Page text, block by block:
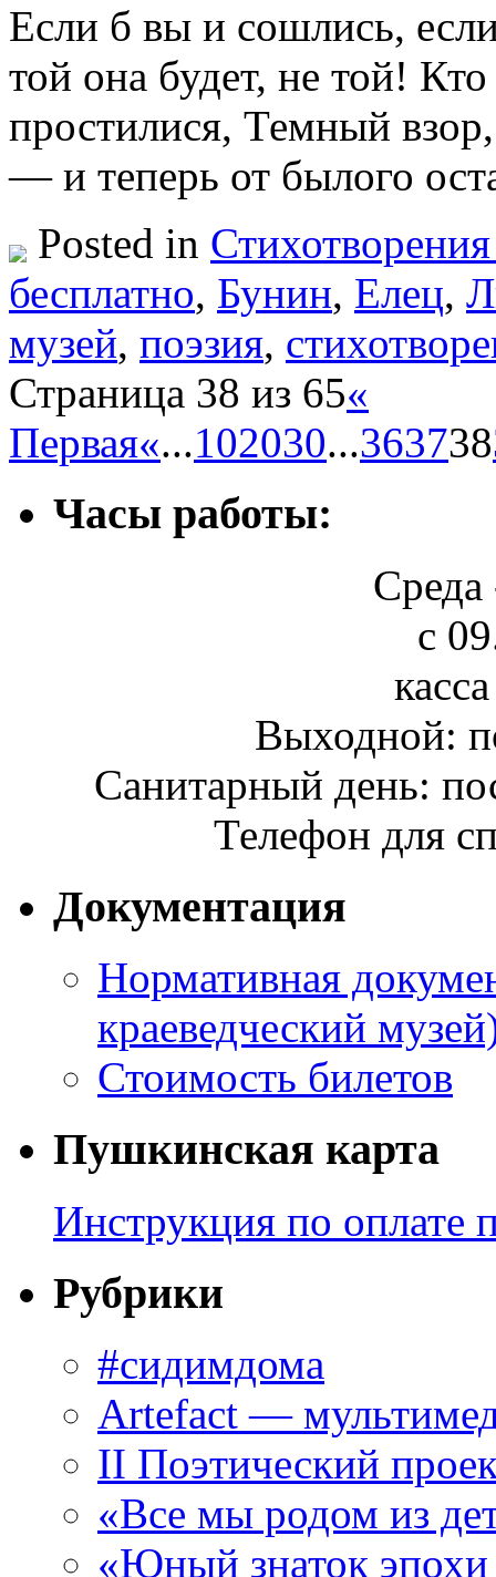
Если б вы и сошлись,
той она будет, не той! Кто
простилися, Темный
— и теперь от былого
Posted in
бесплатно, Бунин, Елец,
музей, поэзия,
Страница 38 из 65«
Первая«...102030...363738
Часы работы:
Среда
с
Выходной:
Санитарный день:
Телефон для
Документация
Нормативная
краеведческий
Стоимость билетов
Пушкинская карта
Инструкция по оплате
Рубрики
#сидимдома
Artefact —
II Поэтический
«Все мы родом из
«Юный знаток